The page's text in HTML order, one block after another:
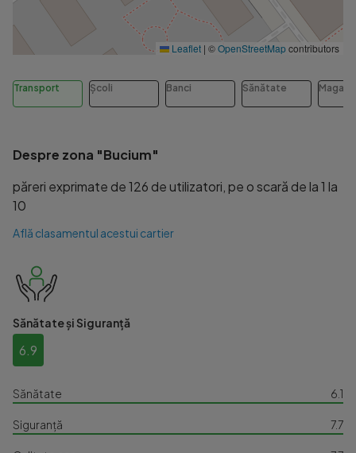
Leaflet | ©OpenStreetMapcontributors
Transport Școli Banci Sănătate
Despre zona "Bucium"
păreri exprimate de 126 de utilizatori, pe o scară de la 1 la
10
Află clasamentul acestui cartier
Sănătate și Siguranță
6.9
Sănătate 6.1
Siguranță 7.7